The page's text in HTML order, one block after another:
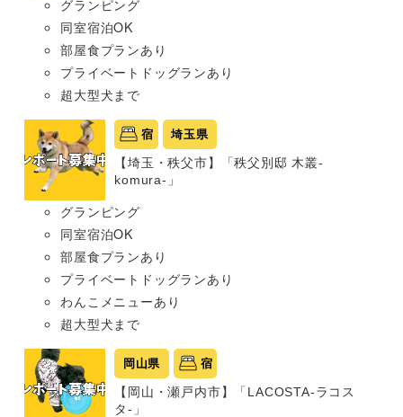
グランピング
同室宿泊OK
部屋食プランあり
プライベートドッグランあり
超大型犬まで
宿 埼玉県
【埼玉・秩父市】「秩父別邸 木叢-
komura-」
グランピング
同室宿泊OK
部屋食プランあり
プライベートドッグランあり
わんこメニューあり
超大型犬まで
岡山県 宿
【岡山・瀬戸内市】「LACOSTA-ラコス
タ-」